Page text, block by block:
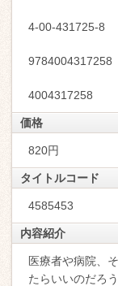
4-00-431725-8
9784004317258
4004317258
価格
820円
タイトルコード
4585453
内容紹介
医療者や病院、
たらいいのだろ